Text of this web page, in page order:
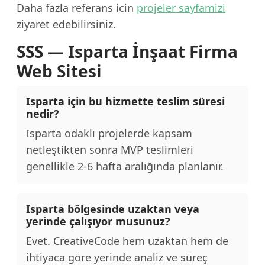
Daha fazla referans icin projeler sayfamizi
ziyaret edebilirsiniz.
SSS — Isparta İnşaat Firma
Web Sitesi
Isparta için bu hizmette teslim süresi
nedir?
Isparta odaklı projelerde kapsam
netleştikten sonra MVP teslimleri
genellikle 2-6 hafta aralığında planlanır.
Isparta bölgesinde uzaktan veya
yerinde çalışıyor musunuz?
Evet. CreativeCode hem uzaktan hem de
ihtiyaca göre yerinde analiz ve süreç